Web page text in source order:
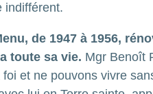
indifférent.
de 1947 à 1956,
toute sa vie. Mgr Benoît
foi et ne pouvons vivre